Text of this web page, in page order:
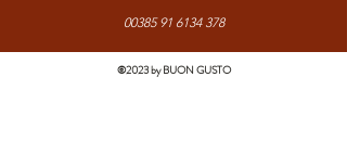
00385 91 6134 378
©2023 by BUON GUSTO